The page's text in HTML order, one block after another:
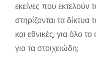
εκείνες που
στηρίζονται τα
και εθνικές, για όλο
για τα στοιχειώδη;